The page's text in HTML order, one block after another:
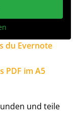
du Evernote
PDF im A5
und teile